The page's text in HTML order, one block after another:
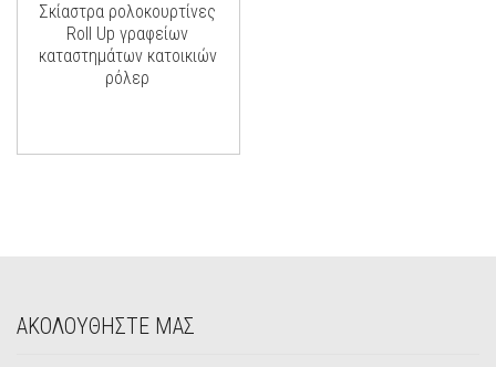
Σκίαστρα ρολοκουρτίνες
Roll Up γραφείων
καταστημάτων κατοικιών
ρόλερ
ΑΚΟΛΟΥΘΗΣΤΕ ΜΑΣ